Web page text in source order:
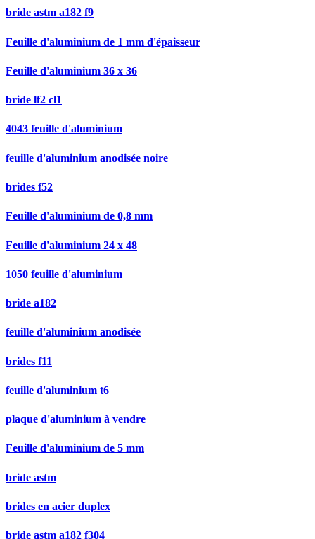
bride astm a182 f9
Feuille d'aluminium de 1 mm d'épaisseur
Feuille d'aluminium 36 x 36
bride lf2 cl1
4043 feuille d'aluminium
feuille d'aluminium anodisée noire
brides f52
Feuille d'aluminium de 0,8 mm
Feuille d'aluminium 24 x 48
1050 feuille d'aluminium
bride a182
feuille d'aluminium anodisée
brides f11
feuille d'aluminium t6
plaque d'aluminium à vendre
Feuille d'aluminium de 5 mm
bride astm
brides en acier duplex
bride astm a182 f304